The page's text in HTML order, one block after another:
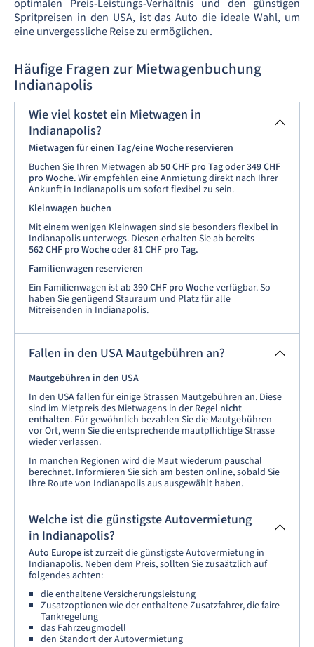
optimalen Preis-Leistungs-Verhältnis und den günstigen
Spritpreisen in den USA, ist das Auto die ideale Wahl, um
eine unvergessliche Reise zu ermöglichen.
Häufige Fragen zur Mietwagenbuchung
Indianapolis
Wie viel kostet ein Mietwagen in
Indianapolis?
Mietwagen für einen Tag/eine Woche reservieren
Buchen Sie Ihren Mietwagen ab 50 CHF pro Tagoder349 CHF
pro Woche. Wir empfehlen eine Anmietung direkt nach Ihrer
Ankunft in Indianapolis um sofort flexibel zu sein.
Kleinwagen buchen
Mit einem wenigen Kleinwagen sind sie besonders flexibel in
Indianapolis unterwegs. Diesen erhalten Sie ab bereits
562 CHF pro Wocheoder81 CHF pro Tag.
Familienwagen reservieren
Ein Familienwagen ist ab 390 CHF pro Wocheverfügbar. So
haben Sie genügend Stauraum und Platz für alle
Mitreisenden in Indianapolis.
Fallen in den USA Mautgebühren an?
Mautgebühren in den USA
In den USA fallen für einige Strassen Mautgebühren an. Diese
sind im Mietpreis des Mietwagens in der Regel nicht
enthalten. Für gewöhnlich bezahlen Sie die Mautgebühren
vor Ort, wenn Sie die entsprechende mautpflichtige Strasse
wieder verlassen.
In manchen Regionen wird die Maut wiederum pauschal
berechnet. Informieren Sie sich am besten online, sobald Sie
Ihre Route von Indianapolis aus ausgewählt haben.
Welche ist die günstigste Autovermietung
in Indianapolis?
Auto Europe ist zurzeit die günstigste Autovermietung in
Indianapolis. Neben dem Preis, sollten Sie zusaätzlich auf
folgendes achten:
die enthaltene Versicherungsleistung
Zusatzoptionen wie der enthaltene Zusatzfahrer, die faire
Tankregelung
das Fahrzeugmodell
den Standort der Autovermietung